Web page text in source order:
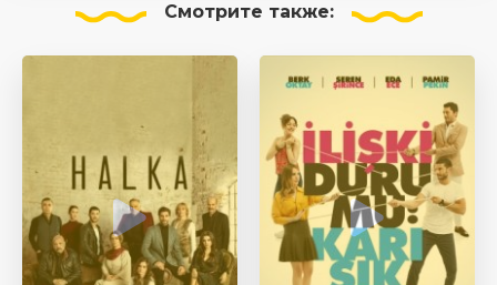
Смотрите также: